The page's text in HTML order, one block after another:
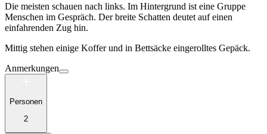
Die meisten schauen nach links. Im Hintergrund ist eine Gruppe
Menschen im Gespräch. Der breite Schatten deutet auf einen
einfahrenden Zug hin.
Mittig stehen einige Koffer und in Bettsäcke eingerolltes Gepäck.
Anmerkungen
Personen
2